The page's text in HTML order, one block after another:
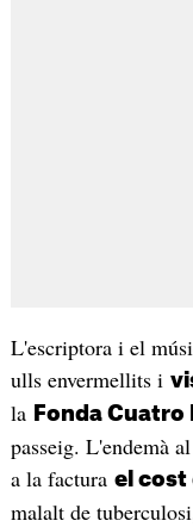
L'escriptora i el
ulls envermellits i
la Fonda Cuatro
passeig. L'endemà
a la factura el cost
malalt de